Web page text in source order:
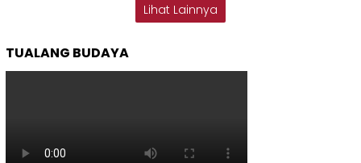
Lihat Lainnya
TUALANG BUDAYA